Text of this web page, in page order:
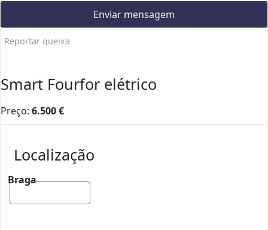
Enviar mensagem
Reportar queixa
Smart Fourfor elétrico
Preço: 6.500€
Localização
Braga